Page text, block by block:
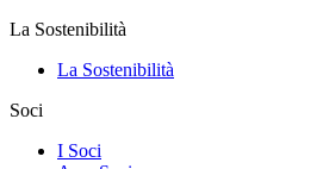
La Sostenibilità
La Sostenibilità
Soci
I Soci